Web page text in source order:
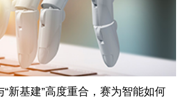
新基建”高度重合，赛为智能如何